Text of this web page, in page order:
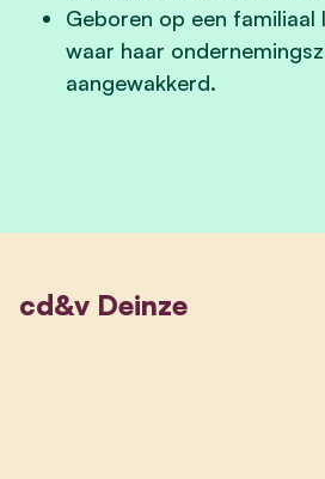
Geboren op een
waar haar
aangewakkerd.
cd&v Deinze